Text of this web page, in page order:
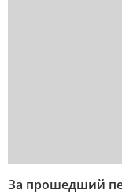
За прошедший